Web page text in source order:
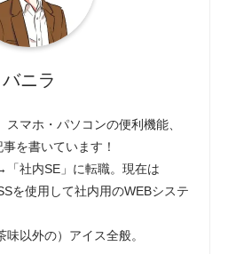
バニラ
マホ・パソコンの便利機能、
を書いています！
社内SE」に転職。現在は
を使用して社内用のWEBシステ
以外の）アイス全般。